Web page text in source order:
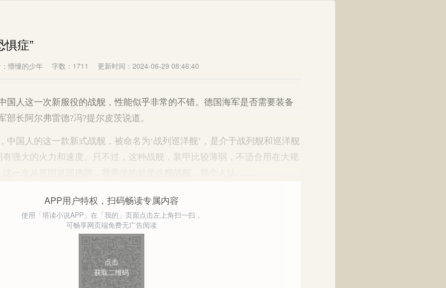
惧症”
懵懂的少年 字数：1711 更新时间：2024-06-29 08:46:40
这一次新服役的战舰，性能似乎非常的不错。德国海军是否需要装备
部长阿尔弗雷德?冯?提尔皮茨说道。
人的这一款新式战舰，被命名为‘战列巡洋舰’，是介于战列舰和巡洋舰
强大的火力和速度。只不过，这种战舰，装甲比较薄弱，不适合用在大规
APP用户特权，扫码畅读专属内容
使用「塔读小说APP」在「我的」页面点击左上角扫一扫，
可畅享网页端免费无广告阅读
点击
获取二维码